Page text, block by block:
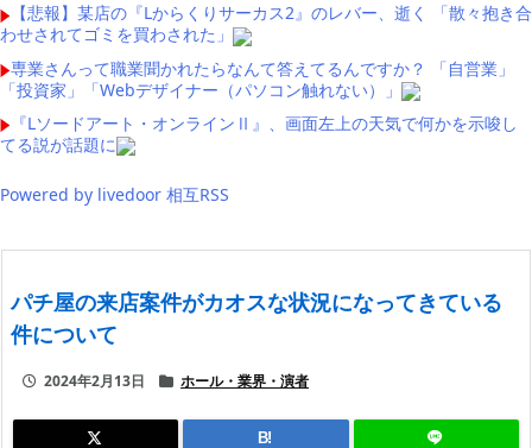
【悲報】某店の『Lからくりサーカス2』のレバー、逝く 「散々抱き合
わせされてゴミを買わされた」
専業さんって職業聞かれたらなんて答えてるんですか？ 「自営業」
「投資家」「Webデザイナー（パソコン触れない）」
『Lソードアート・オンラインⅡ』、画面左上の天気で何かを示唆し
てる説が話題に
Powered by livedoor 相互RSS
パチ屋の来店案件がカオスな状況になってきている
件について
2024年2月13日 ホール・業界・演者
B!